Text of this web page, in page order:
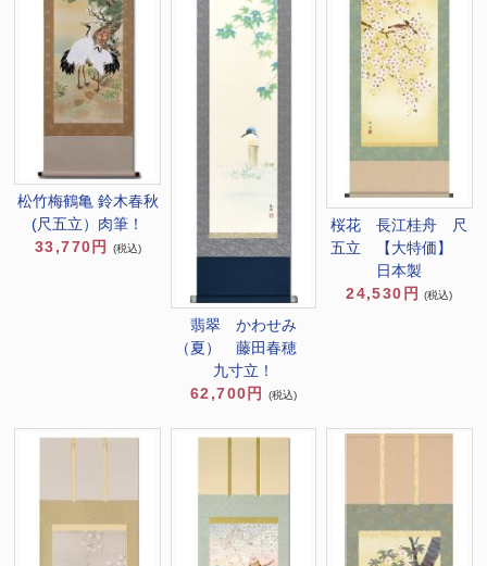
松竹梅鶴亀 鈴木春秋
(尺五立）肉筆！
33,770円
(税込)
翡翠 かわせみ
（夏） 藤田春穂
九寸立！
62,700円
(税込)
桜花 長江桂舟 尺
五立 【大特価】
日本製
24,530円
(税込)